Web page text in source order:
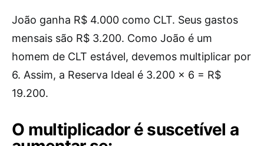
João ganha R$ 4.000 como CLT. Seus gastos
mensais são R$ 3.200. Como João é um
homem de CLT estável, devemos multiplicar por
6. Assim, a Reserva Ideal é 3.200 x 6 = R$
19.200.
O multiplicador é suscetível a